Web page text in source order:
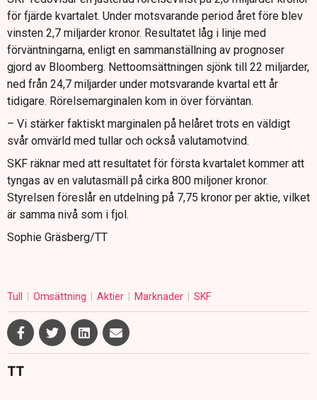
för fjärde kvartalet. Under motsvarande period året före blev
vinsten 2,7 miljarder kronor. Resultatet låg i linje med
förväntningarna, enligt en sammanställning av prognoser
gjord av Bloomberg. Nettoomsättningen sjönk till 22 miljarder,
ned från 24,7 miljarder under motsvarande kvartal ett år
tidigare. Rörelsemarginalen kom in över förväntan.
– Vi stärker faktiskt marginalen på helåret trots en väldigt
svår omvärld med tullar och också valutamotvind.
SKF räknar med att resultatet för första kvartalet kommer att
tyngas av en valutasmäll på cirka 800 miljoner kronor.
Styrelsen föreslår en utdelning på 7,75 kronor per aktie, vilket
är samma nivå som i fjol.
Sophie Gräsberg/TT
Tull Omsättning Aktier Marknader SKF
TT